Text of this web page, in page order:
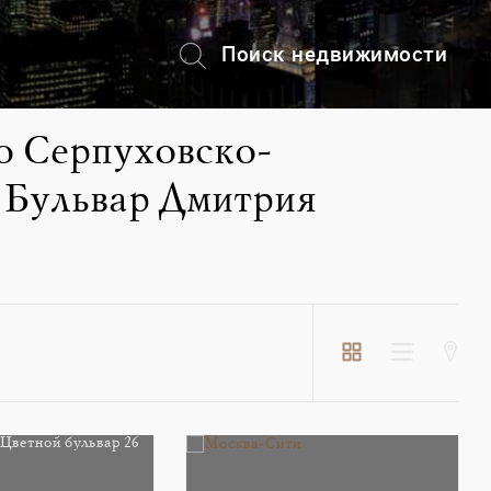
Поиск недвижимости
+7 (495) 228-82-08
Серпуховско-
Дмитрия